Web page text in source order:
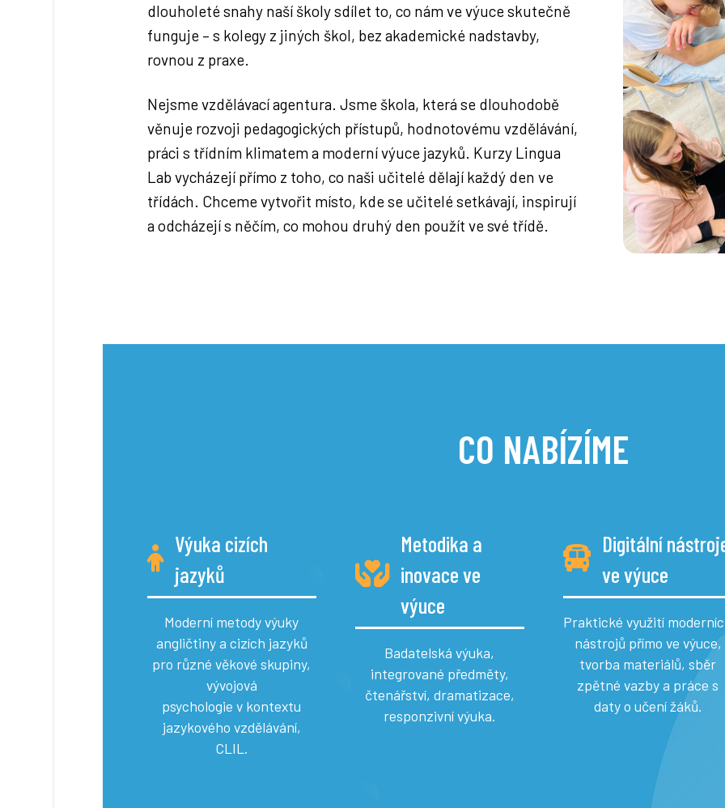
dlouholeté snahy naší školy sdílet to, co nám ve výuce skutečně
funguje – s kolegy z jiných škol, bez akademické nadstavby,
rovnou z praxe.
Nejsme vzdělávací agentura. Jsme škola, která se dlouhodobě
věnuje rozvoji pedagogických přístupů, hodnotovému vzdělávání,
práci s třídním klimatem a moderní výuce jazyků. Kurzy Lingua
Lab vycházejí přímo z toho, co naši učitelé dělají každý den ve
třídách. Chceme vytvořit místo, kde se učitelé setkávají, inspirují
a odcházejí s něčím, co mohou druhý den použít ve své třídě.
CO NABÍZÍME
Výuka cizích
jazyků
Moderní metody výuky
angličtiny a cizích jazyků
pro různé věkové skupiny,
vývojová
psychologie v kontextu
jazykového vzdělávání,
CLIL.
Metodika a
inovace ve
výuce
Badatelská výuka,
integrované předměty,
čtenářství, dramatizace,
responzivní výuka.
Digitální
ve výuce
Praktické využití
nástrojů přímo ve výuce,
tvorba materiálů, sběr
zpětné vazby a práce s
daty o učení žáků.